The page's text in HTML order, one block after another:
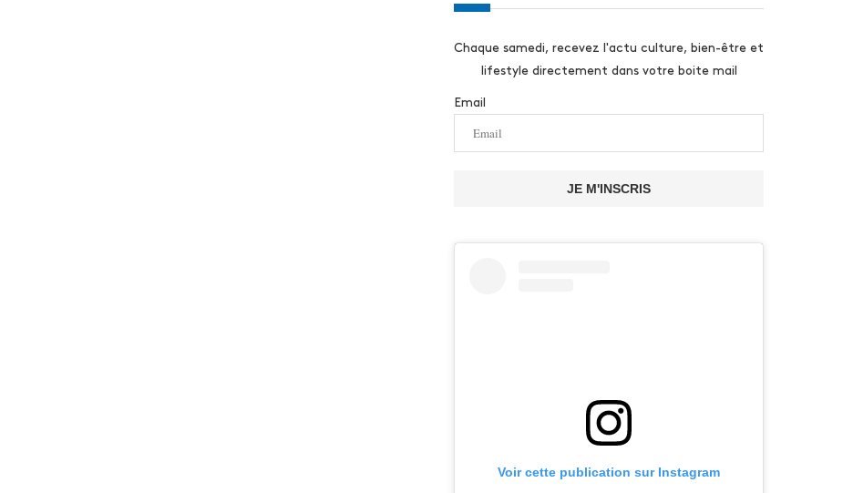
Chaque samedi, recevez l'actu culture, bien-être et
lifestyle directement dans votre boite mail
Email
JE M'INSCRIS
Voir cette publication sur Instagram